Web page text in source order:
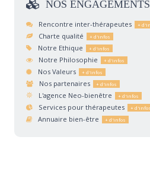
NOS ENGAGEMENTS
Rencontre inter-thérapeutes
Charte qualité
Notre Ethique
Notre Philosophie
Nos Valeurs
Nos partenaires
L'agence Neo-bienêtre
Services pour thérapeutes
Annuaire bien-être